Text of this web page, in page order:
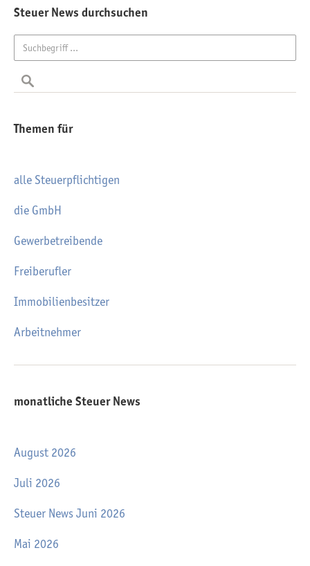
Steuer News durchsuchen
Themen für
alle Steuerpflichtigen
die GmbH
Gewerbetreibende
Freiberufler
Immobilienbesitzer
Arbeitnehmer
monatliche Steuer News
August 2026
Juli 2026
Steuer News Juni 2026
Mai 2026